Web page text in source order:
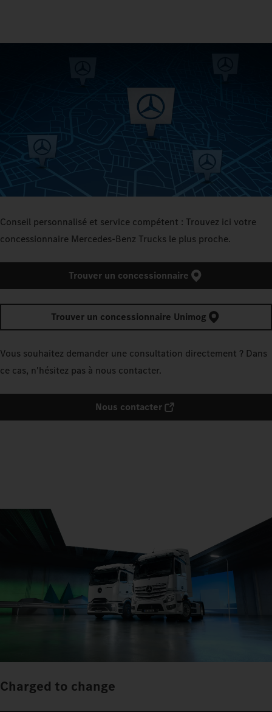
Conseil personnalisé et service compétent : Trouvez ici votre
concessionnaire Mercedes‑Benz Trucks le plus proche.
Trouver un concessionnaire
Trouver un concessionnaire Unimog
Vous souhaitez demander une consultation directement ? Dans
ce cas, n'hésitez pas à nous contacter.
Nous contacter
Charged to change